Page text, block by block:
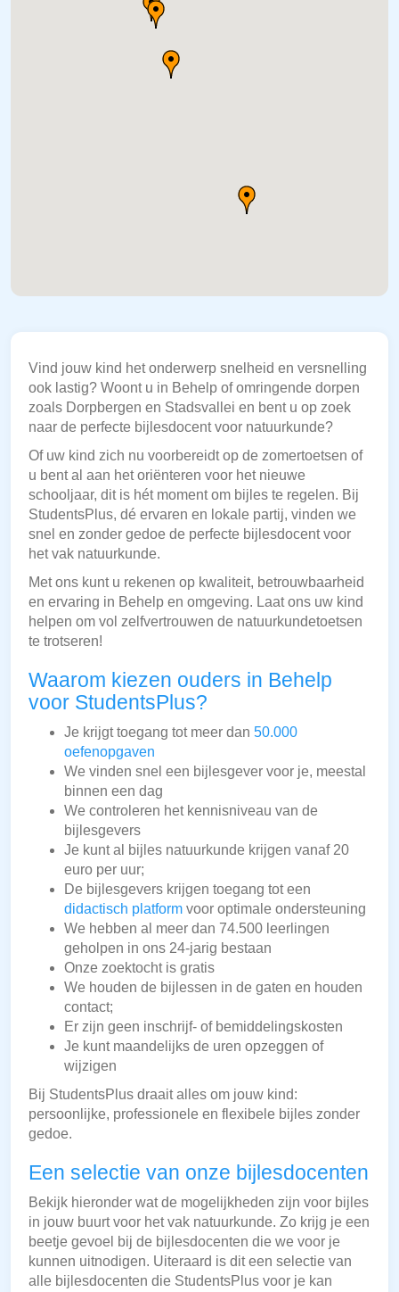
Vind jouw kind het onderwerp snelheid en versnelling
ook lastig? Woont u in Behelp of omringende dorpen
zoals Dorpbergen en Stadsvallei en bent u op zoek
naar de perfecte bijlesdocent voor natuurkunde?
Of uw kind zich nu voorbereidt op de zomertoetsen of
u bent al aan het oriënteren voor het nieuwe
schooljaar, dit is hét moment om bijles te regelen. Bij
StudentsPlus, dé ervaren en lokale partij, vinden we
snel en zonder gedoe de perfecte bijlesdocent voor
het vak natuurkunde.
Met ons kunt u rekenen op kwaliteit, betrouwbaarheid
en ervaring in Behelp en omgeving. Laat ons uw kind
helpen om vol zelfvertrouwen de natuurkundetoetsen
te trotseren!
Waarom kiezen ouders in Behelp
voor StudentsPlus?
Je krijgt toegang tot meer dan 50.000
oefenopgaven
We vinden snel een bijlesgever voor je, meestal
binnen een dag
We controleren het kennisniveau van de
bijlesgevers
Je kunt al bijles natuurkunde krijgen vanaf 20
euro per uur;
De bijlesgevers krijgen toegang tot een
didactisch platform voor optimale ondersteuning
We hebben al meer dan 74.500 leerlingen
geholpen in ons 24-jarig bestaan
Onze zoektocht is gratis
We houden de bijlessen in de gaten en houden
contact;
Er zijn geen inschrijf- of bemiddelingskosten
Je kunt maandelijks de uren opzeggen of
wijzigen
Bij StudentsPlus draait alles om jouw kind:
persoonlijke, professionele en flexibele bijles zonder
gedoe.
Een selectie van onze bijlesdocenten
Bekijk hieronder wat de mogelijkheden zijn voor bijles
in jouw buurt voor het vak natuurkunde. Zo krijg je een
beetje gevoel bij de bijlesdocenten die we voor je
kunnen uitnodigen. Uiteraard is dit een selectie van
alle bijlesdocenten die StudentsPlus voor je kan